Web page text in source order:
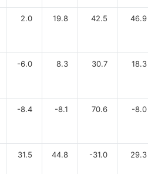
2.0 19.8 42.5 46.9
-6.0 8.3 30.7 18.3
-8.4 -8.1 70.6 -8.0
31.5 44.8 -31.0 29.3